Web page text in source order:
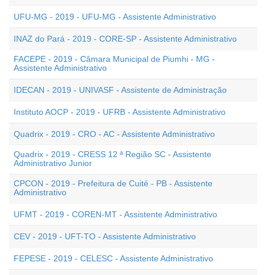
UFU-MG - 2019 - UFU-MG - Assistente Administrativo
INAZ do Pará - 2019 - CORE-SP - Assistente Administrativo
FACEPE - 2019 - Câmara Municipal de Piumhi - MG -
Assistente Administrativo
IDECAN - 2019 - UNIVASF - Assistente de Administração
Instituto AOCP - 2019 - UFRB - Assistente Administrativo
Quadrix - 2019 - CRO - AC - Assistente Administrativo
Quadrix - 2019 - CRESS 12 ª Região SC - Assistente
Administrativo Junior
CPCON - 2019 - Prefeitura de Cuité - PB - Assistente
Administrativo
UFMT - 2019 - COREN-MT - Assistente Administrativo
CEV - 2019 - UFT-TO - Assistente Administrativo
FEPESE - 2019 - CELESC - Assistente Administrativo